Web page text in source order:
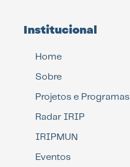
Institucional
Home
Sobre
Projetos e Programas
Radar IRIP
IRIPMUN
Eventos